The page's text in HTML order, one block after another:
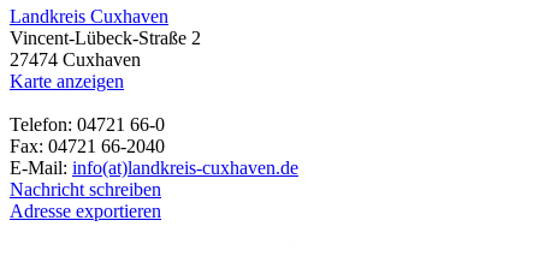
Landkreis Cuxhaven
Vincent-Lübeck-Straße 2
27474 Cuxhaven
Karte anzeigen
Telefon: 04721 66-0
Fax: 04721 66-2040
E-Mail: info(at)landkreis-cuxhaven.de
Nachricht schreiben
Adresse exportieren